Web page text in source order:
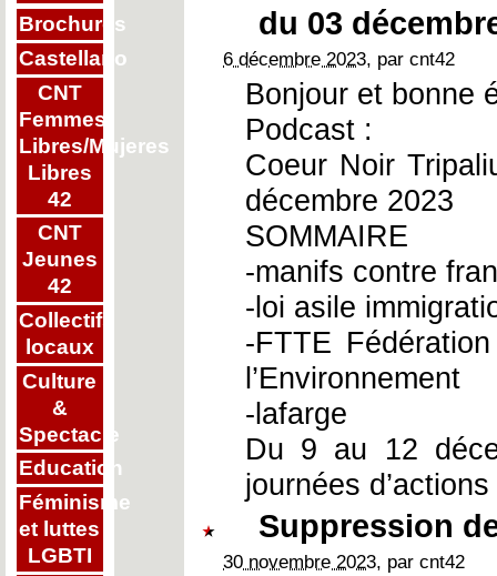
Brochures
Castellano
CNT
Femmes
Libres/Mujeres
Libres
42
CNT
Jeunes
42
Collectifs
locaux
Culture
&
Spectacle
Education
Féminisme
et luttes
LGBTI
du 03
6 décembre 2023, par cnt42
Bonjour et bonne
Podcast :
Coeur Noir
décembre 2023
SOMMAIRE
-manifs contre
-loi asile
-FTTE
l’Environnement
-lafarge
Du 9 au 12
journées
Suppression
30 novembre 2023, par cnt42